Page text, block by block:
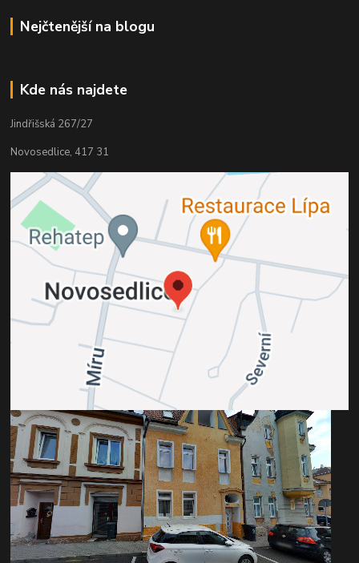
Nejčtenější na blogu
Kde nás najdete
Jindřišská 267/27
Novosedlice, 417 31